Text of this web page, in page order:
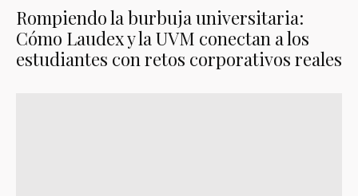
Rompiendo la burbuja universitaria:
Cómo Laudex y la UVM conectan a los
estudiantes con retos corporativos reales